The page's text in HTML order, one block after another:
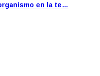
en la te…